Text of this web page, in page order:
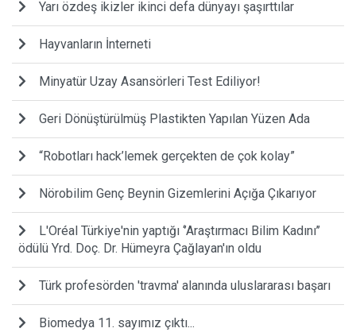
Yarı özdeş ikizler ikinci defa dünyayı şaşırttılar
Hayvanların İnterneti
Minyatür Uzay Asansörleri Test Ediliyor!
Geri Dönüştürülmüş Plastikten Yapılan Yüzen Ada
“Robotları hack’lemek gerçekten de çok kolay”
Nörobilim Genç Beynin Gizemlerini Açığa Çıkarıyor
L'Oréal Türkiye'nin yaptığı ‘’Araştırmacı Bilim Kadını’’
ödülü Yrd. Doç. Dr. Hümeyra Çağlayan'ın oldu
Türk profesörden 'travma' alanında uluslararası başarı
Biomedya 11. sayımız çıktı...